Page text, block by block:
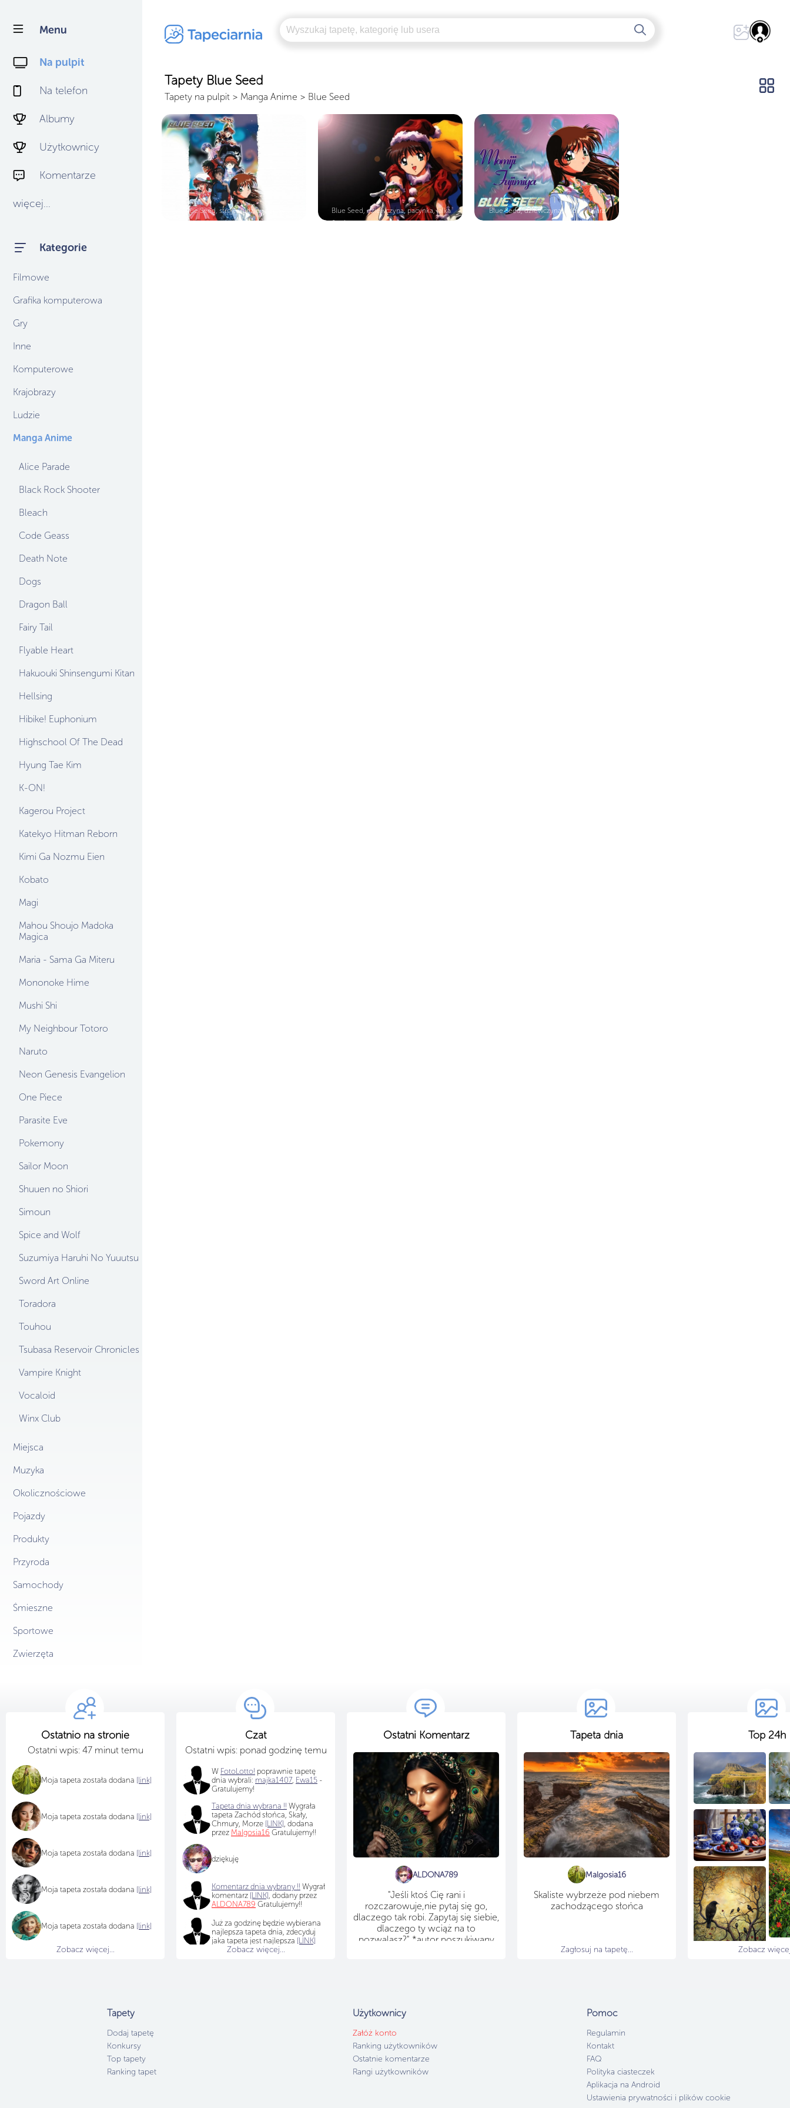
Menu
Na pulpit
Na telefon
Albumy
Użytkownicy
Komentarze
więcej...
Kategorie
Filmowe
Grafika komputerowa
Gry
Inne
Komputerowe
Krajobrazy
Ludzie
Manga Anime
Alice Parade
Black Rock Shooter
Bleach
Code Geass
Death Note
Dogs
Dragon Ball
Fairy Tail
Flyable Heart
Hakuouki Shinsengumi Kitan
Hellsing
Hibike! Euphonium
Highschool Of The Dead
Hyung Tae Kim
K-ON!
Kagerou Project
Katekyo Hitman Reborn
Kimi Ga Nozmu Eien
Kobato
Magi
Mahou Shoujo Madoka
Magica
Maria - Sama Ga Miteru
Mononoke Hime
Mushi Shi
My Neighbour Totoro
Naruto
Neon Genesis Evangelion
One Piece
Parasite Eve
Pokemony
Sailor Moon
Shuuen no Shiori
Simoun
Spice and Wolf
Suzumiya Haruhi No Yuuutsu
Sword Art Online
Toradora
Touhou
Tsubasa Reservoir Chronicles
Vampire Knight
Vocaloid
Winx Club
Miejsca
Muzyka
Okolicznościowe
Pojazdy
Produkty
Przyroda
Samochody
Śmieszne
Sportowe
Zwierzęta
Tapety Blue Seed
Tapety na pulpit > Manga Anime > Blue Seed
Blue Seed, stroje, ludzie , napisy Blue Seed, dziewczyna, pacynka, lalka Blue Seed, dziewczyna, napisy, twarz
Ostatnio na stronie
Ostatni wpis: 47 minut temu
Moja tapeta została dodana [link]
Moja tapeta została dodana [link]
Moja tapeta została dodana [link]
Moja tapeta została dodana [link]
Moja tapeta została dodana [link]
Zobacz więcej...
Czat
Ostatni wpis: ponad godzinę temu
W FotoLotto! poprawnie tapetę
dnia wybrali: majka1407 Ewa15 -
Gratulujemy!
Tapeta dnia wybrana !! Wygrała
tapeta Zachód słońca, Skały,
Chmury, Morze [LINK] , dodana
przez Malgosia16 Gratulujemy!!
dziękuję
Komentarz dnia wybrany !! Wygrał
komentarz [LINK] , dodany przez
ALDONA789 Gratulujemy!!
Już za godzinę będzie wybierana
najlepsza tapeta dnia, zdecyduj
jaka tapeta jest najlepsza [LINK]
Zobacz więcej...
Ostatni Komentarz
ALDONA789
"Jeśli ktoś Cię rani i
rozczarowuje,nie pytaj się go,
dlaczego tak robi. Zapytaj się siebie,
dlaczego ty wciąż na to
pozwalasz?" *autor poszukiwany
Tapeta dnia
Malgosia16
Skaliste wybrzeże pod niebem
zachodzącego słońca
Zagłosuj na tapetę...
Top 24h
Zobacz
Tapety
Dodaj tapetę
Konkursy
Top tapety
Ranking tapet
Użytkownicy
Załóż konto
Ranking użytkowników
Ostatnie komentarze
Rangi użytkowników
Pomoc
Regulamin
Kontakt
FAQ
Polityka ciasteczek
Aplikacja na Android
Ustawienia prywatności i plików cookie